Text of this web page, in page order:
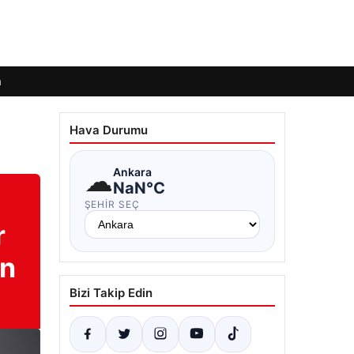
Hava Durumu
☁Ankara
NaN°C
ŞEHIR SEÇ
Bizi Takip Edin